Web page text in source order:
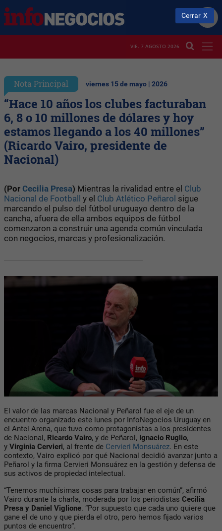
VIE. 7 AGOSTO 2026
Nota Principal viernes 15 de mayo | 2026
“Hace 10 años los clubes facturaban
6, 8 o 10 millones de dólares y hoy
estamos llegando a los 40 millones”
(Ricardo Vairo, presidente de
Nacional)
(Por Cecilia Presa) Mientras la rivalidad entre el Club
Nacional de Football y el Club Atlético Peñarol sigue
marcando el pulso del fútbol uruguayo dentro de la
cancha, afuera de ella ambos equipos de fútbol
comenzaron a construir una agenda común vinculada
con negocios, marcas y profesionalización.
El valor de las marcas Nacional y Peñarol fue el eje de un
encuentro organizado este lunes por InfoNegocios Uruguay en
el Antel Arena, que tuvo como protagonistas a los presidentes
de Nacional, Ricardo Vairo, y de Peñarol, Ignacio Ruglio,
y Virginia Cervieri, al frente de Cervieri Monsuárez. En este
contexto, Vairo explicó por qué Nacional decidió avanzar junto a
Peñarol y la firma Cervieri Monsuárez en la gestión y defensa de
sus activos de propiedad intelectual.
“Tenemos muchísimas cosas para trabajar en común”, afirmó
Vairo durante la charla, moderada por los periodistas Cecilia
Presa y Daniel Viglione. “Por supuesto que cada uno quiere que
gane el de uno y que pierda el otro, pero hemos fijado varios
puntos de encuentro”.
Cerrar